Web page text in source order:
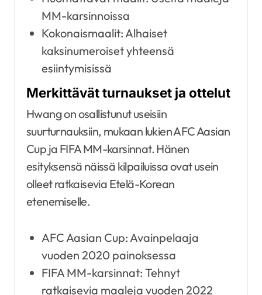
MM-karsinnoissa
Kokonaismaalit: Alhaiset
kaksinumeroiset yhteensä
esiintymisissä
Merkittävät turnaukset ja ottelut
Hwang on osallistunut useisiin
suurturnauksiin, mukaan lukien AFC Aasian
Cup ja FIFA MM-karsinnat. Hänen
esityksensä näissä kilpailuissa ovat usein
olleet ratkaisevia Etelä-Korean
etenemiselle.
AFC Aasian Cup: Avainpelaaja
vuoden 2020 painoksessa
FIFA MM-karsinnat: Tehnyt
ratkaisevia maaleja vuoden 2022